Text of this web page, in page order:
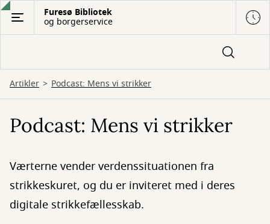
Gå
hovedindhold
Furesø Bibliotek
og borgerservice
Artikler Podcast: Mens vi strikker
Podcast: Mens vi strikker
Værterne vender verdenssituationen fra
strikkeskuret, og du er inviteret med i deres
digitale strikkefællesskab.